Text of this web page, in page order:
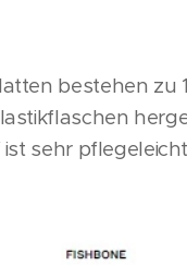
bestehen zu
ist sehr